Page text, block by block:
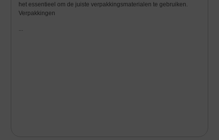
het essentieel om de juiste verpakkingsmaterialen te gebruiken.
Verpakkingen
...